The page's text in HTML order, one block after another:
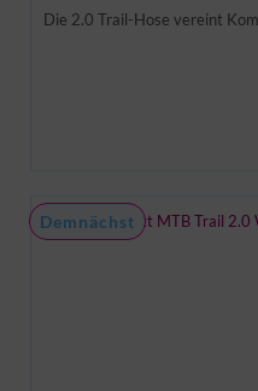
Die 2.0 Trail-Hose vereint
Demnächst